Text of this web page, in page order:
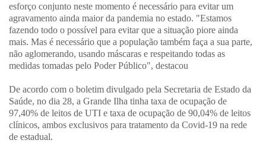
esforço conjunto neste momento é necessário para evitar um
agravamento ainda maior da pandemia no estado. "Estamos
fazendo todo o possível para evitar que a situação piore ainda
mais. Mas é necessário que a população também faça a sua parte,
não aglomerando, usando máscaras e respeitando todas as
medidas tomadas pelo Poder Público", destacou
De acordo com o boletim divulgado pela Secretaria de Estado da
Saúde, no dia 28, a Grande Ilha tinha taxa de ocupação de
97,40% de leitos de UTI e taxa de ocupação de 90,04% de leitos
clínicos, ambos exclusivos para tratamento da Covid-19 na rede
de estadual.